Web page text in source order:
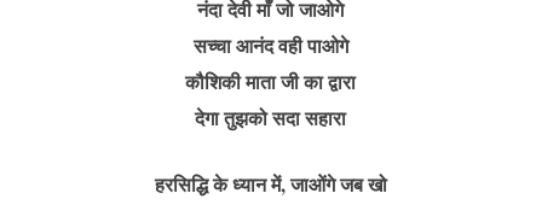
नंदा देवी माँ जो जाओगे
सच्चा आनंद वही पाओगे
कौशिकी माता जी का द्वारा
देगा तुझको सदा सहारा
हरसिद्धि के ध्यान में, जाओंगे जब खो